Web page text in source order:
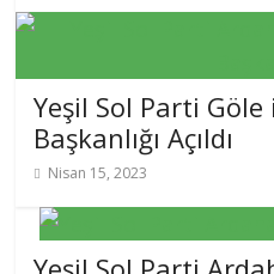
Yeşil Sol Parti
Başkanlığı Açıldı
Nisan 15, 2023